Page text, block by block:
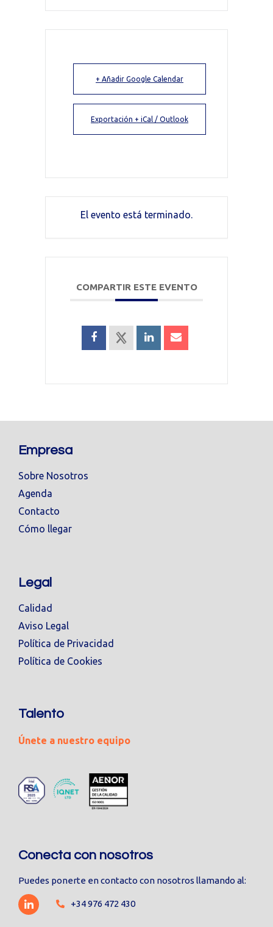
+ Añadir Google Calendar
Exportación + iCal / Outlook
El evento está terminado.
COMPARTIR ESTE EVENTO
Empresa
Sobre Nosotros
Agenda
Contacto
Cómo llegar
Legal
Calidad
Aviso Legal
Política de Privacidad
Política de Cookies
Talento
Únete a nuestro equipo
Conecta con nosotros
Puedes ponerte en contacto con nosotros llamando al:
+34 976 472 430